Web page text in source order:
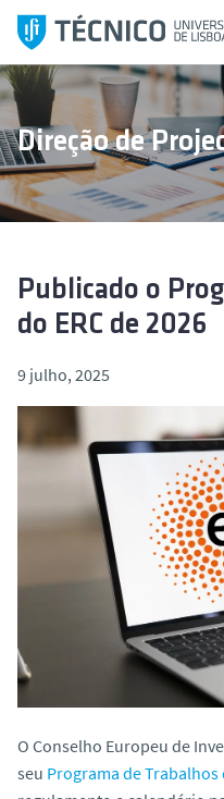
l
t
r
p
a
Direção de
Publicado o
do ERC de 2026
9 julho, 2025
O Conselho Europeu de
seu Programa de Trabalhos